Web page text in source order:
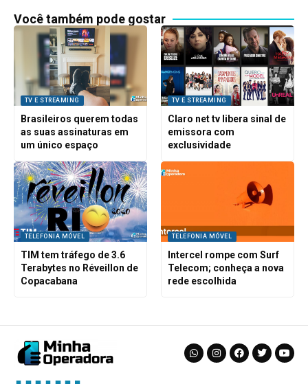
Você também pode gostar
TV E STREAMING
Brasileiros querem todas
as suas assinaturas em
um único espaço
TV E STREAMING
Claro net tv libera sinal de
emissora com
exclusividade
TELEFONIA MÓVEL
TIM tem tráfego de 3.6
Terabytes no Réveillon de
Copacabana
TELEFONIA MÓVEL
Intercel rompe com Surf
Telecom; conheça a nova
rede escolhida